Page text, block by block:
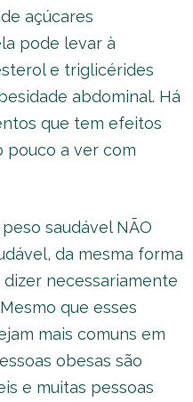
açúcares
pode levar à
e triglicérides
abdominal. Há
que tem efeitos
pouco a ver com
saudável NÃO
da mesma forma
necessariamente
que esses
mais comuns em
obesas são
e muitas pessoas